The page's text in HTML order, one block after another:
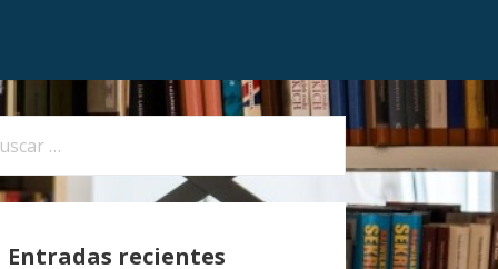
Entradas recientes